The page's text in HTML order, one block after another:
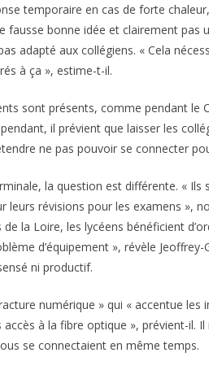
temporaire en cas de forte
fausse bonne idée et clairement pas
adapté aux collégiens. « Cela
à ça », estime-t-il.
sont présents, comme pendant le
il prévient que laisser les
ne pas pouvoir se connecter
la question est différente. « Ils
leurs révisions pour les examens »,
la Loire, les lycéens bénéficient
d’équipement », révèle
ni productif.
numérique » qui « accentue les
accès à la fibre optique », prévient-il.
se connectaient en même temps.